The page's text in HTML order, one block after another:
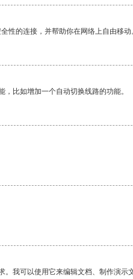
性的连接，并帮助你在网络上自由移动
比如增加一个自动切换线路的功能。
我可以使用它来编辑文档、制作演示